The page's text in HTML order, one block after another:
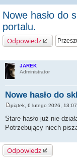
Nowe hasło do
portalu.
Odpowiedz
JAREK
Administrator
Nowe hasło do
o
s
t
piątek, 6 lutego 2026, 13:07
Stare hasło już nie
Potrzebujący niech
Odpowiedz